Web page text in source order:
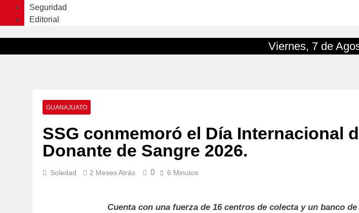
Seguridad
Editorial
Viernes, 7 de
GUANAJUATO
SSG conmemoró el Día Internacional
Donante de Sangre 2026.
Soledad 2 Meses Atrás 0 6 Minutos
Cuenta con una fuerza de 16 centros de colecta y un banco de